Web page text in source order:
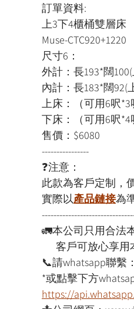
訂單資料:
上3下4櫃桶雙層床
Muse-CTC920+1220
尺寸6：
外計：長193*闊
內計：長183*闊92(
上床：（可用6呎*3
下床：（可用6呎*4
售價：$6080
----------------
❓注意：
此款為客戶定制，
實際以產品鏈接為
🚛本公司只用合法
客戶可放心享用
📞請whatsapp聯繫
*或點擊下方
https://